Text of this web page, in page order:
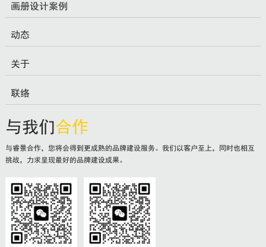
画册设计案例
动态
关于
联络
与我们合作
与睿景合作，您将会得到更成熟的品牌建设服务。我们以客户至上，同时也相互
挑战，力求呈现最好的品牌建设成果。